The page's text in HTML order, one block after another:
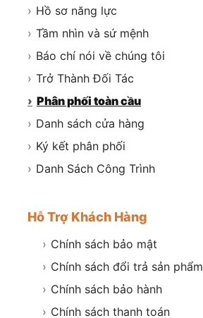
› Hồ sơ năng lực
› Tầm nhìn và sứ mệnh
› Báo chí nói về chúng tôi
› Trở Thành Đối Tác
› Phân phối toàn cầu
› Danh sách cửa hàng
› Ký kết phân phối
› Danh Sách Công Trình
Hỗ Trợ Khách Hàng
› Chính sách bảo mật
› Chính sách đổi trả sản phẩm
› Chính sách bảo hành
› Chính sách thanh toán